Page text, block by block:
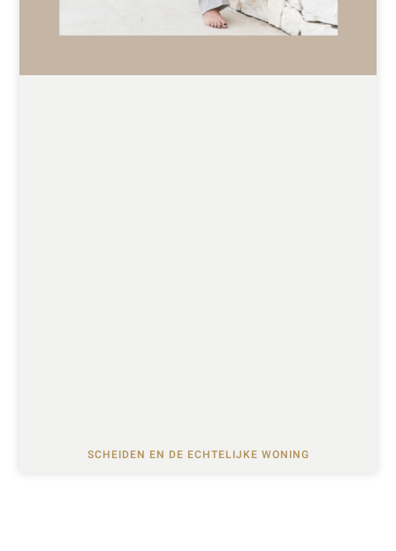
SCHEIDEN EN DE ECHTELIJKE WONING